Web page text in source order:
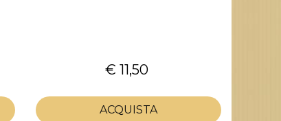
€ 11,50
ACQUISTA